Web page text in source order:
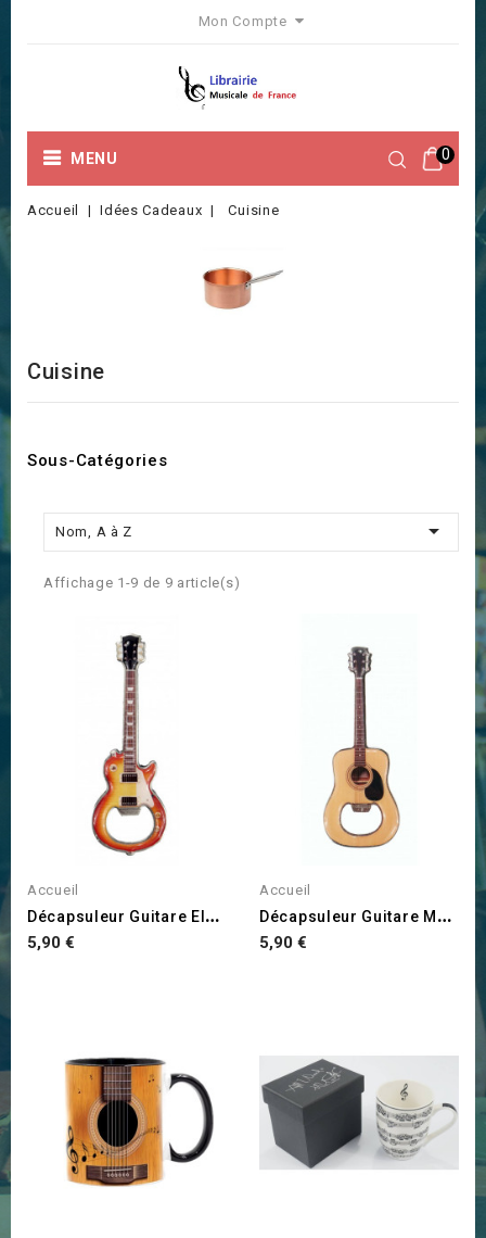
Mon Compte
0
MENU
Accueil Idées Cadeaux Cuisine
Cuisine
Sous-Catégories
Nom, A à Z 
Affichage 1-9 de 9 article(s)
Accueil
D
Écapsuleur Guitare Electrique
Prix
5,90 €
Accueil
D
Écapsuleur Guitare Magnétique
Prix
5,90 €